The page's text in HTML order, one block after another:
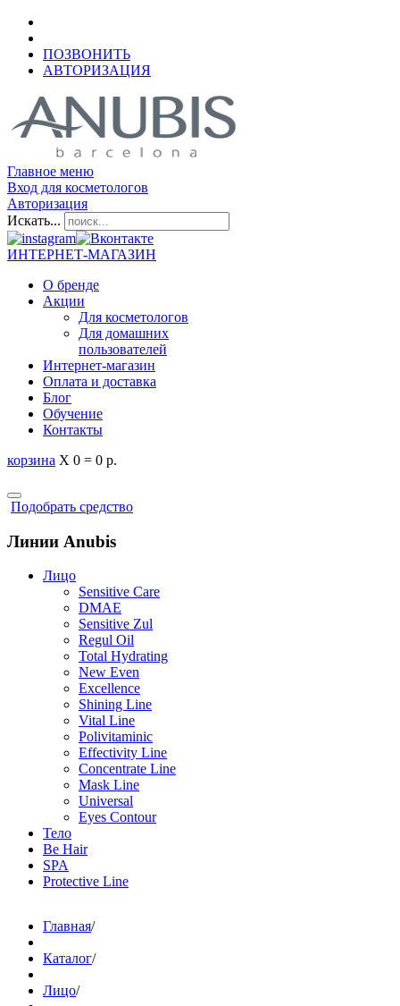
ПОЗВОНИТЬ
АВТОРИЗАЦИЯ
Главное меню
Вход для косметологов
Авторизация
Искать...
ИНТЕРНЕТ-МАГАЗИН
О бренде
Акции
Для косметологов
Для домашних
пользователей
Интернет-магазин
Оплата и доставка
Блог
Обучение
Контакты
корзина X 0 = 0 р.
Подобрать средство
Линии Anubis
Лицо
Sensitive Care
DMAE
Sensitive Zul
Regul Oil
Total Hydrating
New Even
Excellence
Shining Line
Vital Line
Polivitaminic
Effectivity Line
Concentrate Line
Mask Line
Universal
Eyes Contour
Тело
Be Hair
SPA
Protective Line
Главная/
Каталог/
Лицо/